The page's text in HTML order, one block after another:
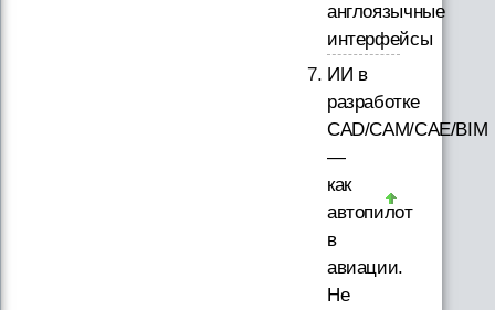
англоязычные
интерфейсы
ИИ в
разработке
CAD/CAM/CAE/BIM
—
как
автопилот
в
авиации.
Не